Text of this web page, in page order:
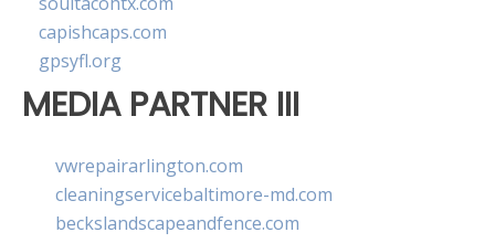
capishcaps.com
gpsyfl.org
MEDIA PARTNER III
vwrepairarlington.com
cleaningservicebaltimore-md.com
beckslandscapeandfence.com